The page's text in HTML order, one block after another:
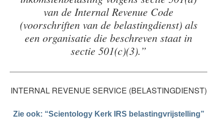
van de Internal Revenue Code
(voorschriften van de belastingdienst) als
een organisatie die beschreven staat in
sectie 501(c)(3).”
INTERNAL REVENUE SERVICE (BELASTINGDIENST)
Zie ook: “Scientology Kerk IRS belastingvrijstelling”